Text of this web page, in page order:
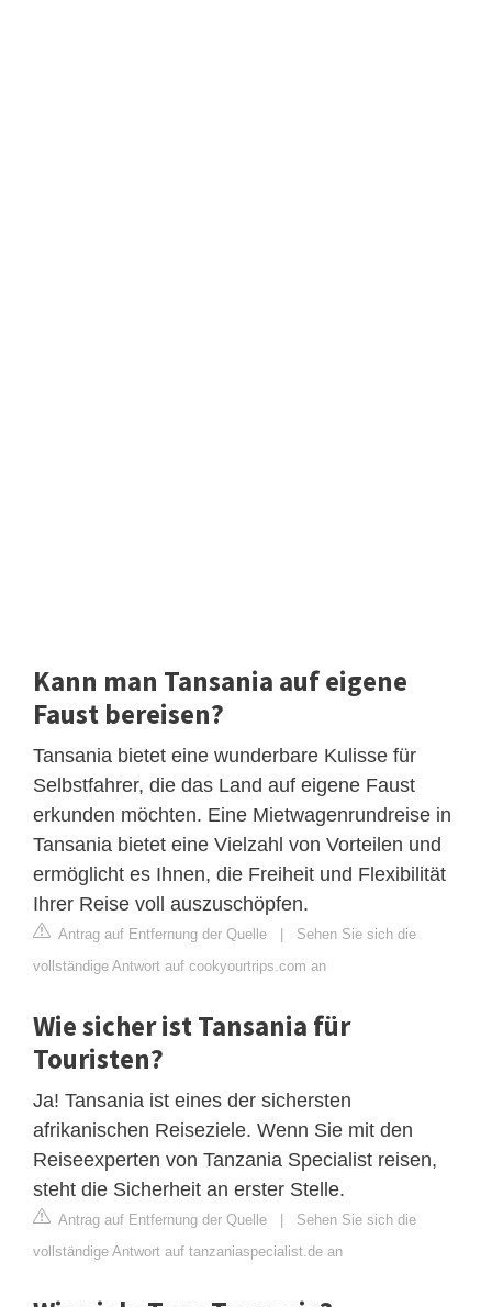
Kann man Tansania auf eigene
Faust bereisen?
Tansania bietet eine wunderbare Kulisse für
Selbstfahrer, die das Land auf eigene Faust
erkunden möchten. Eine Mietwagenrundreise in
Tansania bietet eine Vielzahl von Vorteilen und
ermöglicht es Ihnen, die Freiheit und Flexibilität
Ihrer Reise voll auszuschöpfen.
Antrag auf Entfernung der Quelle | Sehen Sie sich die
vollständige Antwort auf cookyourtrips.com an
Wie sicher ist Tansania für
Touristen?
Ja! Tansania ist eines der sichersten
afrikanischen Reiseziele. Wenn Sie mit den
Reiseexperten von Tanzania Specialist reisen,
steht die Sicherheit an erster Stelle.
Antrag auf Entfernung der Quelle | Sehen Sie sich die
vollständige Antwort auf tanzaniaspecialist.de an